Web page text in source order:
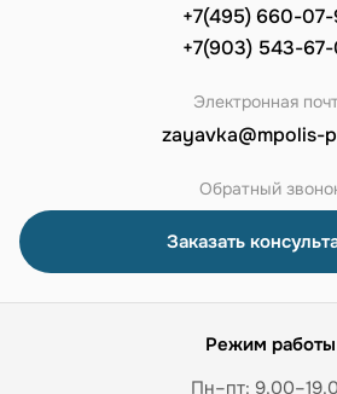
+7(495) 660-
+7(903) 543-
Электронная
zayavka@mpolis-
Обратный
Заказать
Режим работы
Пн–пт: